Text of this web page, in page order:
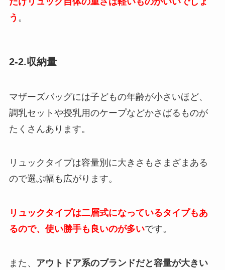
う 。
2-2.収納量
マザーズバッグには子どもの年齢が小さいほど、
調乳セットや授乳用のケープなどかさばるものが
たくさんあります。
リュックタイプは容量別に大きさもさまざまある
ので選ぶ幅も広がります。
リュックタイプは二層式になっているタイプもあ
るので、使い勝手も良いのが多いです。
また、 アウトドア系のブランドだと容量が大きい